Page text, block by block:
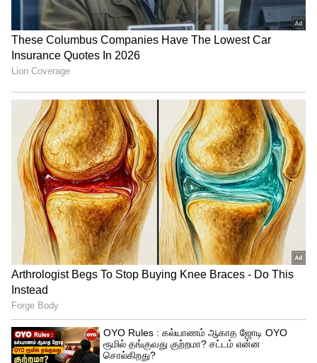
பப்பாளி, நெல்லிக்காய், திராட்சை,
குடைமிளகாய்
முடியின் ஒட்டுமொத்த ஆரோக்கியத்திற்கு
வைட்டமின் சி மிகவும் அவசியம். இது முடி
உதிர்வைத் தடுப்பதுடன், வறண்ட மற்றும்
உயிரற்ற முடிகளையும்
ஆரோக்கியமாக்குகிறது. கிவி, பப்பாளி,
நெல்லிக்காய், திராட்சை, குடைமிளகாய்,
எலுமிச்சை போன்றவற்றைச் சாப்பிட்டால்,
முடியின் வேர்கள் வலுப்பெறும்.